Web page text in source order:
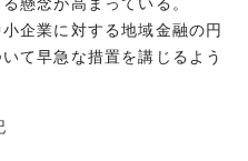
懸念が高まっている。
企業に対する地域金融の円
て早急な措置を講じるよう